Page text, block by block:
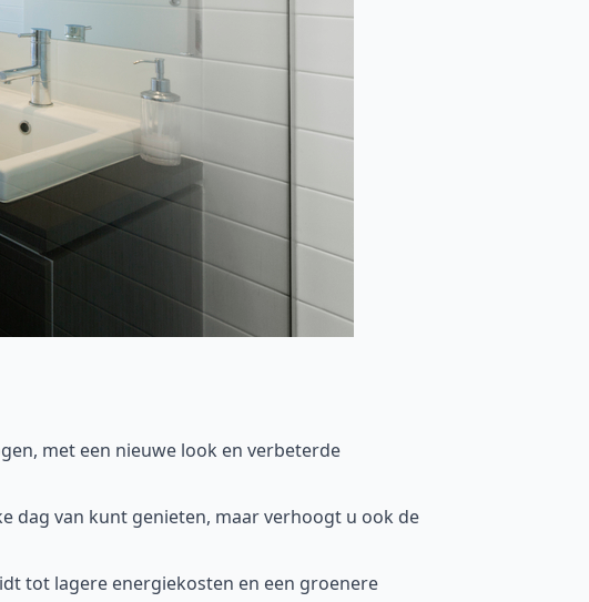
met een nieuwe look en verbeterde
dag van kunt genieten, maar verhoogt u ook de
tot lagere energiekosten en een groenere